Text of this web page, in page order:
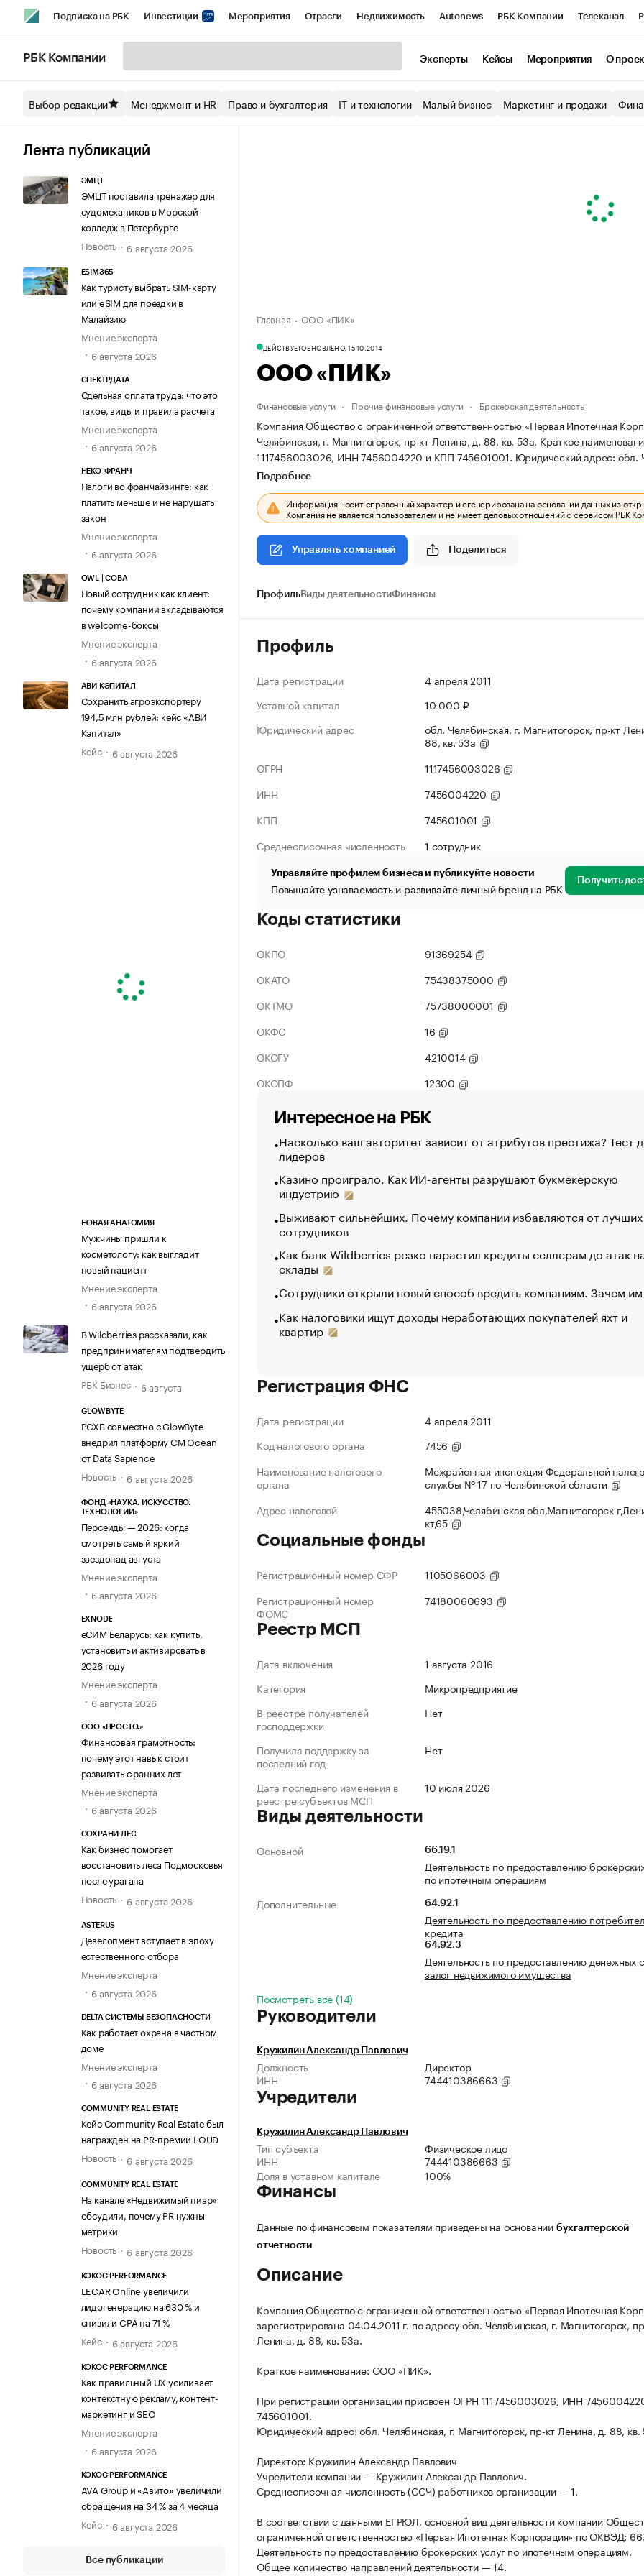
Подписка на РБК Инвестиции Мероприятия Отрасли Недвижимость Autonews РБК Компании Телеканал
Спецпроекты СПб Конференции СПб Спецпроекты Экономика Бизнес
Технологии и медиа
РБК Компании Эксперты Кейсы Мероприятия О
Выбор редакции Менеджмент и HR Право и бухгалтерия IT и технологии Малый бизнес Маркетинг и продажи
Лента публикаций
ЭМЦТ
ЭМЦТ поставила тренажер для
судомехаников в Морской
колледж в Петербурге
Новость
6 августа 2026
ESIM365
Как туристу выбрать SIM-карту
или eSIM для поездки в
Малайзию
Мнение эксперта
6 августа 2026
СПЕКТРДАТА
Сдельная оплата труда: что это
такое, виды и правила расчета
Мнение эксперта
6 августа 2026
НЕКО-ФРАНЧ
Налоги во франчайзинге: как
платить меньше и не нарушать
закон
Мнение эксперта
6 августа 2026
OWL | СОВА
Новый сотрудник как клиент:
почему компании вкладываются
в welcome-боксы
Мнение эксперта
6 августа 2026
АВИ КЭПИТАЛ
Сохранить агроэкспортеру
194,5 млн рублей: кейс «АВИ
Кэпитал»
Кейс
6 августа 2026
НОВАЯ АНАТОМИЯ
Мужчины пришли к
косметологу: как выглядит
новый пациент
Мнение эксперта
6 августа 2026
В Wildberries рассказали, как
предпринимателям подтвердить
ущерб от атак
РБК Бизнес
6 августа
GLOWBYTE
РСХБ совместно с GlowByte
внедрил платформу CM Ocean
от Data Sapience
Новость
6 августа 2026
ФОНД «НАУКА. ИСКУССТВО.
ТЕХНОЛОГИИ»
Персеиды — 2026: когда
смотреть самый яркий
звездопад августа
Мнение эксперта
6 августа 2026
EXNODE
еСИМ Беларусь: как купить,
установить и активировать в
2026 году
Мнение эксперта
6 августа 2026
ООО «ПРОСТО.»
Финансовая грамотность:
почему этот навык стоит
развивать с ранних лет
Мнение эксперта
6 августа 2026
СОХРАНИ ЛЕС
Как бизнес помогает
восстановить леса Подмосковья
после урагана
Новость
6 августа 2026
ASTERUS
Девелопмент вступает в эпоху
естественного отбора
Мнение эксперта
6 августа 2026
DELTA СИСТЕМЫ БЕЗОПАСНОСТИ
Как работает охрана в частном
доме
Мнение эксперта
6 августа 2026
COMMUNITY REAL ESTATE
Кейс Community Real Estate был
награжден на PR-премии LOUD
Новость
6 августа 2026
COMMUNITY REAL ESTATE
На канале «Недвижимый пиар»
обсудили, почему PR нужны
метрики
Новость
6 августа 2026
KOKOC PERFORMANCE
LECAR Online увеличили
лидогенерацию на 630 % и
снизили CPA на 71 %
Кейс
6 августа 2026
KOKOC PERFORMANCE
Как правильный UX усиливает
контекстную рекламу, контент-
маркетинг и SEO
Мнение эксперта
6 августа 2026
KOKOC PERFORMANCE
AVA Group и «Авито» увеличили
обращения на 34 % за 4 месяца
Кейс
6 августа 2026
Все публикации
Главная ООО «ПИК»
ДЕЙСТВУЕТОБНОВЛЕНО, 15.10.2014
ООО «ПИК»
Финансовые услуги Прочие финансовые услуги Брокерская деятельность
Компания Общество с ограниченной ответственностью «Первая Ипотечная
Челябинская, г. Магнитогорск, пр-кт Ленина, д. 88, кв. 53а. Краткое
1117456003026, ИНН 7456004220 и КПП 745601001. Юридический адрес: обл.
Подробнее
Информация носит справочный характер и сгенерирована на основании данных из
Компания не является пользователем и не имеет деловых отношений с сервисом РБК
Управлять компанией Поделиться
ПрофильВиды деятельностиФинансы
Профиль
Дата регистрации
4 апреля 2011
Уставной капитал
10 000 ₽
Юридический адрес
обл. Челябинская, г. Магнитогорск, пр-кт
88, кв. 53а
ОГРН
1117456003026
ИНН
7456004220
КПП
745601001
Среднесписочная численность
1 сотрудник
Управляйте профилем бизнеса и публикуйте новости
Повышайте узнаваемость и развивайте личный бренд на РБК Получить
Коды статистики
ОКПО
91369254
ОКАТО
75438375000
ОКТМО
75738000001
ОКФС
16
ОКОГУ
4210014
ОКОПФ
12300
Интересное на РБК
Насколько ваш авторитет зависит от атрибутов престижа? Тест
лидеров
Казино проиграло. Как ИИ-агенты разрушают букмекерскую
индустрию
Выживают сильнейших. Почему компании избавляются от лучших
сотрудников
Как банк Wildberries резко нарастил кредиты селлерам до атак
склады
Сотрудники открыли новый способ вредить компаниям. Зачем
Как налоговики ищут доходы неработающих покупателей яхт и
квартир
Регистрация ФНС
Дата регистрации
4 апреля 2011
Код налогового органа
7456
Наименование налогового
органа
Межрайонная инспекция Федеральной
службы № 17 по Челябинской области
Адрес налоговой
455038,Челябинская обл,Магнитогорск
кт,65
Социальные фонды
Регистрационный номер СФР
1105066003
Регистрационный номер
ФОМС
74180060693
Реестр МСП
Дата включения
1 августа 2016
Категория
Микропредприятие
В реестре получателей
господдержки
Нет
Получила поддержку за
последний год
Нет
Дата последнего изменения в
реестре субъектов МСП
10 июля 2026
Виды деятельности
Основной 66.19.1
Деятельность по предоставлению
по ипотечным операциям
Дополнительные
64.92.1
Деятельность по предоставлению
кредита
64.92.3
Деятельность по предоставлению денежных
залог недвижимого имущества
Посмотреть все (14)
Руководители
Кружилин Александр Павлович
Должность
Директор
ИНН
744410386663
Учредители
Кружилин Александр Павлович
Тип субъекта
Физическое лицо
ИНН
744410386663
Доля в уставном капитале
100%
Финансы
Данные по финансовым показателям приведены на основании бухгалтерской
отчетности
Описание
Компания Общество с ограниченной ответственностью «Первая Ипотечная
зарегистрирована 04.04.2011 г. по адресу обл. Челябинская, г. Магнитогорск,
Ленина, д. 88, кв. 53а.
Краткое наименование: ООО «ПИК».
При регистрации организации присвоен ОГРН 1117456003026, ИНН
745601001.
Юридический адрес: обл. Челябинская, г. Магнитогорск, пр-кт Ленина, д. 88, кв.
Директор: Кружилин Александр Павлович
Учредители компании — Кружилин Александр Павлович.
Среднесписочная численность (ССЧ) работников организации — 1.
В соответствии с данными ЕГРЮЛ, основной вид деятельности компании
ограниченной ответственностью «Первая Ипотечная Корпорация» по ОКВЭД:
Деятельность по предоставлению брокерских услуг по ипотечным операциям.
Общее количество направлений деятельности — 14.